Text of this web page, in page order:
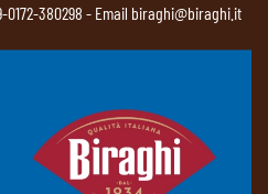
380298 - Email biraghi@biraghi.it